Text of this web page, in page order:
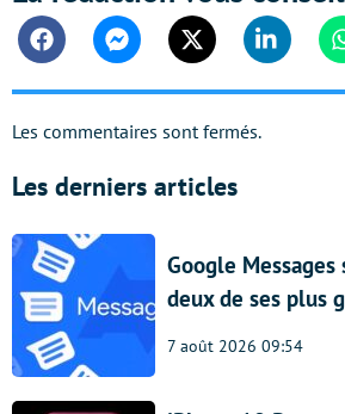
FacebookMessengerTwitter Linkedin
Les commentaires sont fermés.
Les derniers articles
Google Messages
deux de ses plus
7 août 2026 09:54